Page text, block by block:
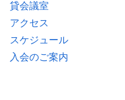
貸会議室
アクセス
スケジュール
入会のご案内